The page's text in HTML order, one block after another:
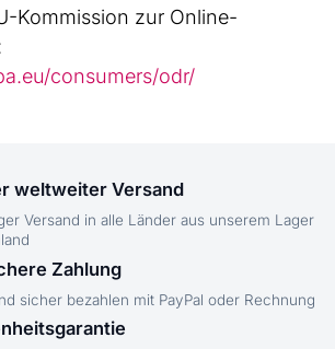
Kommission zur Online-
consumers/odr/
weltweiter Versand
Versand in alle Länder aus unserem Lager
Zahlung
sicher bezahlen mit PayPal oder Rechnung